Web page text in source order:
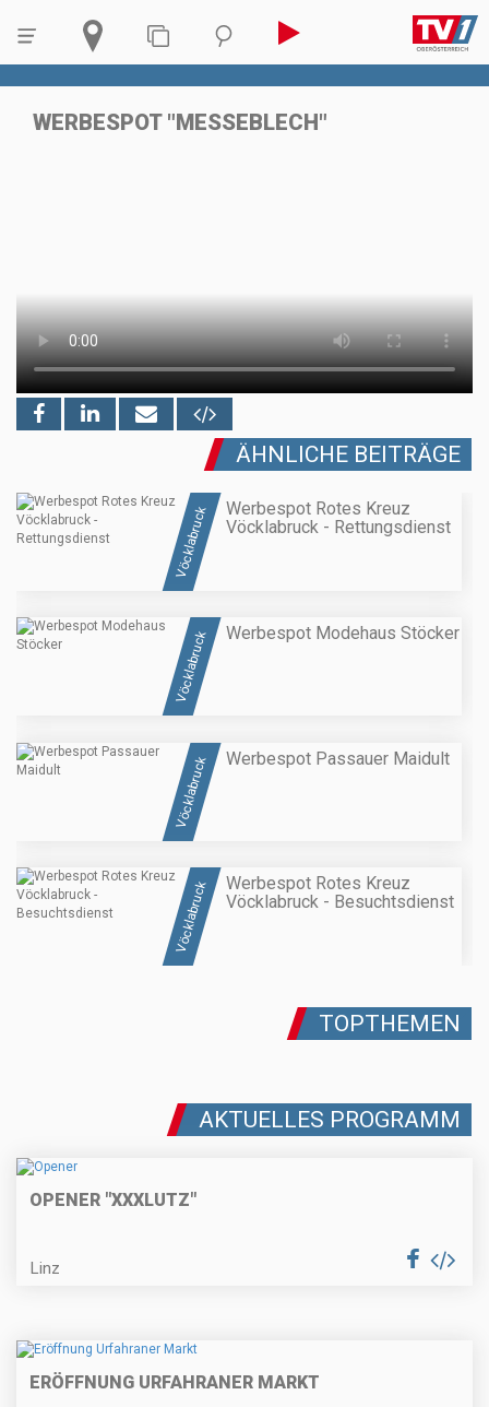
WERBESPOT "MESSEBLECH"
ÄHNLICHE BEITRÄGE
Vöcklabruck
Werbespot Rotes Kreuz
Vöcklabruck - Rettungsdienst
Vöcklabruck Werbespot Modehaus Stöcker
Vöcklabruck Werbespot Passauer Maidult
Vöcklabruck
Werbespot Rotes Kreuz
Vöcklabruck - Besuchtsdienst
TOPTHEMEN
AKTUELLES PROGRAMM
OPENER "XXXLUTZ"
Linz
ERÖFFNUNG URFAHRANER MARKT